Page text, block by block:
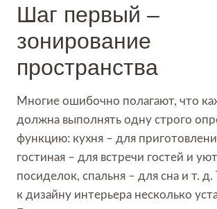
Шаг первый –
зонирование
пространства
Многие ошибочно полагают, что
должна выполнять одну строго
функцию: кухня – для
гостиная – для встречи гостей и
посиделок, спальня – для сна и т.
к дизайну интерьера несколько